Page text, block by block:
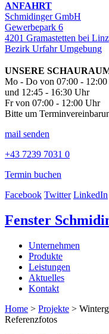
ANFAHRT
Schmidinger GmbH
Gewerbepark 6
4201 Gramastetten bei Linz
Bezirk Urfahr Umgebung
UNSERE
Mo - Do von 07:00 - 12:00
und 12:45 - 16:30 Uhr
Fr von 07:00 - 12:00 Uhr
Bitte um
mail senden
+43 7239 7031 0
Termin buchen
Facebook Twitter LinkedIn
Fenster
Unternehmen
Produkte
Leistungen
Aktuelles
Kontakt
Home > Projekte >
Referenzfotos